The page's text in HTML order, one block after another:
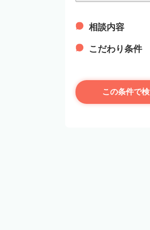
相談内容
こだわり条件
この条件で